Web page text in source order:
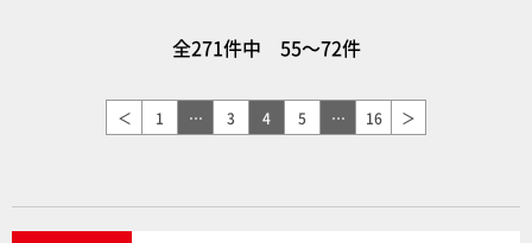
全271件中 55～72件
＜ 1 … 3 4 5 … 16 ＞